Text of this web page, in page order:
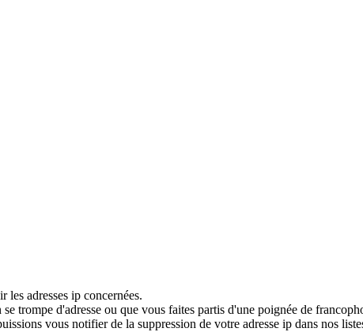
les adresses ip concernées.
trompe d'adresse ou que vous faites partis d'une poignée de
vous notifier de la suppression de votre adresse ip dans nos